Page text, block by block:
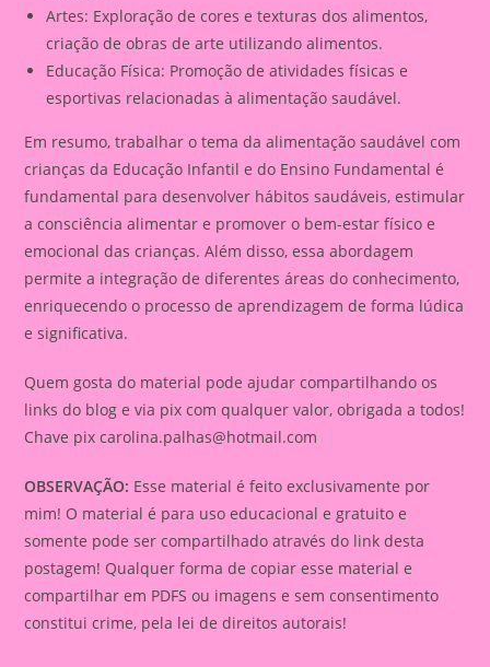
Artes: Exploração de cores e texturas dos alimentos,
criação de obras de arte utilizando alimentos.
Educação Física: Promoção de atividades físicas e
esportivas relacionadas à alimentação saudável.
Em resumo, trabalhar o tema da alimentação saudável com
crianças da Educação Infantil e do Ensino Fundamental é
fundamental para desenvolver hábitos saudáveis, estimular
a consciência alimentar e promover o bem-estar físico e
emocional das crianças. Além disso, essa abordagem
permite a integração de diferentes áreas do conhecimento,
enriquecendo o processo de aprendizagem de forma lúdica
e significativa.
Quem gosta do material pode ajudar compartilhando os
links do blog e via pix com qualquer valor, obrigada a todos!
Chave pixcarolina.palhas@hotmail.com
OBSERVAÇÃO: Esse material é feito exclusivamente por
mim! O material é para uso educacional e gratuito e
somente pode ser compartilhado através do link desta
postagem! Qualquer forma de copiar esse material e
compartilhar em PDFS ou imagens e sem consentimento
constitui crime, pela lei de direitos autorais!